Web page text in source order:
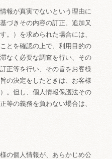
報が真実でないという理由に
づきその内容の訂正、追加又
。）を求められた場合には、
とを確認の上で、利用目的の
なく必要な調査を行い、その
正等を行い、その旨をお客様
の決定をしたときは、お客様
。但し、個人情報保護法その
等の義務を負わない場合は、
の個人情報が、あらかじめ公